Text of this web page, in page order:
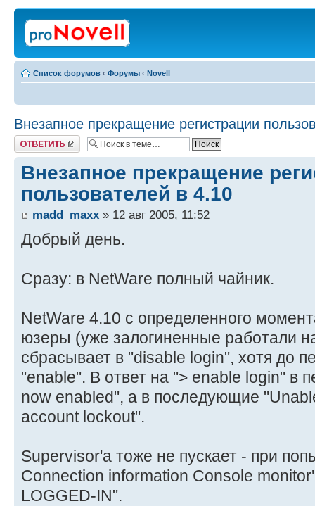
Список форумов ‹ Форумы ‹ Novell
Внезапное прекращение регистрации
Ответить
Внезапное прекращение
пользователей в 4.10
madd_maxx » 12 авг 2005, 11:52
Добрый день.
Сразу: в NetWare полный чайник.
NetWare 4.10 с определенного
юзеры (уже залогиненные работали
сбрасывает в "disable login", хотя до
"enable". В ответ на "> enable login" в
now enabled", а в последующие
account lockout".
Supervisor'а тоже не пускает - при
Connection information Console
LOGGED-IN".